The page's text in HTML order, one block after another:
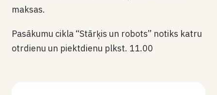
maksas.
Pasākumu cikla “Stārķis un robots” notiks katru
otrdienu un piektdienu plkst. 11.00